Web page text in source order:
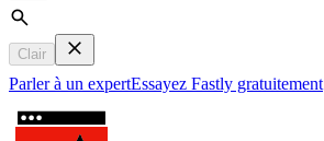
Search
Clair
Parler à un expertEssayez Fastly gratuitement